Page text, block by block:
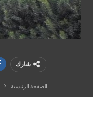
شارك
الصفحة الرئيسية